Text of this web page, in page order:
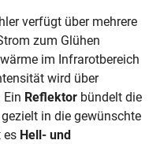
verfügt über mehrere
zum Glühen
im Infrarotbereich
wird über
Ein Reflektor bündelt die
in die gewünschte
es Hell- und